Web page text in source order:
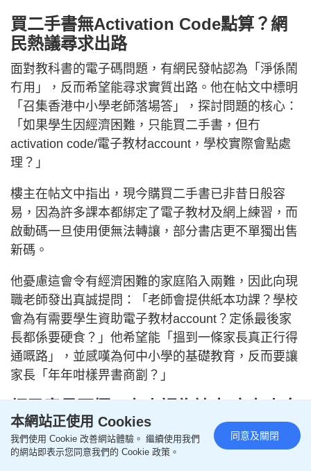
買二手書無Activation Code點算？網
民熱議尋求出路
面對教科書的電子碼問題，有網民發帖認為「淨係鬧
冇用」，反而希望能尋求實質出路。他在帖文中標明
「召集香港中小學老師落場答」，探討問題的核心：
「如果學生因經濟困難，只能買二手書，但冇
activation code/電子教材account，學校實際會點處
理？」
樓主在帖文中指出，現今購買二手書已非昔日般容
易，因為許多課本都綁定了電子教材及網上練習，而
啟動碼一旦使用便無法轉讓，部分書店更不單獨出售
新碼。
他憂慮這會令有經濟困難的家庭陷入兩難，因此向現
職老師發出真誠提問：「老師會提供紙本功課？學校
會為有需要學生資助電子教材account？定係最後家
長都係要硬食？」他希望能「搵到一條家長真正行得
通嘅路」，並感嘆為何中小學的基礎教育，反而要讓
家長「年年咁樣畀書商劏？」
同感受
該帖文迅即引來各方迴響，有網民認為樓主和傳媒誇
本網站正使用 Cookies
我們使用 Cookie 改善網站體驗。 繼續使用我們
的網站即表示您同意我們的 Cookie 政策。
同意及關閉